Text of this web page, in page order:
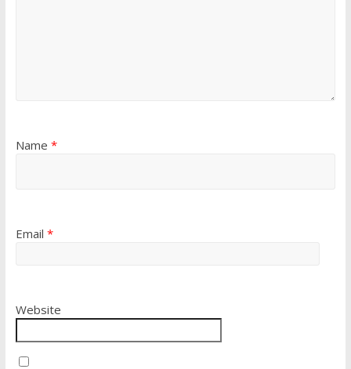
Name *
Email *
Website